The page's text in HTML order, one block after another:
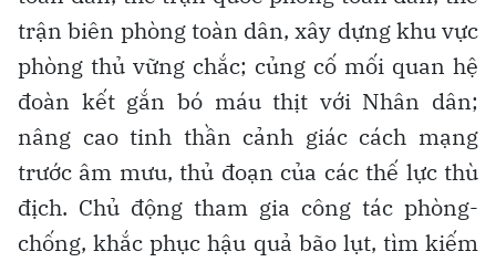
trận biên phòng toàn dân, xây dựng khu vực
phòng thủ vững chắc; củng cố mối quan hệ
đoàn kết gắn bó máu thịt với Nhân dân;
nâng cao tinh thần cảnh giác cách mạng
trước âm mưu, thủ đoạn của các thế lực thù
địch. Chủ động tham gia công tác phòng-
chống, khắc phục hậu quả bão lụt, tìm kiếm